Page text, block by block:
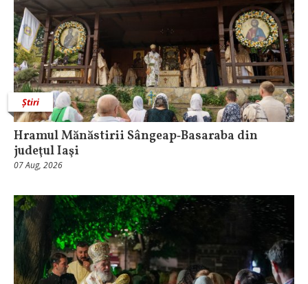
Știri
Hramul Mănăstirii Sângeap‑Basaraba din
judeţul Iaşi
07 Aug, 2026